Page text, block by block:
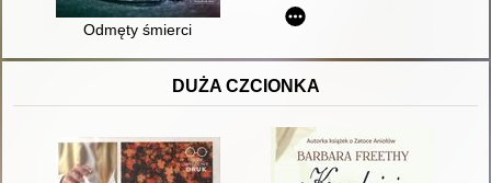
Odmęty śmierci
DUŻA CZCIONKA